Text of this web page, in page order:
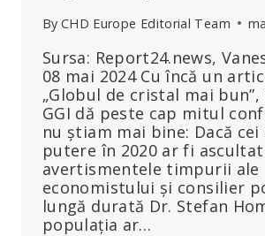
By CHD Europe Editorial Team
Sursa: Report24.news,
08 mai 2024 Cu încă un
„Globul de cristal mai
GGI dă peste cap mitul
nu știam mai bine: Dacă
putere în 2020 ar fi ascultat
avertismentele timpurii ale
economistului și consilier
lungă durată Dr. Stefan
populația ar…